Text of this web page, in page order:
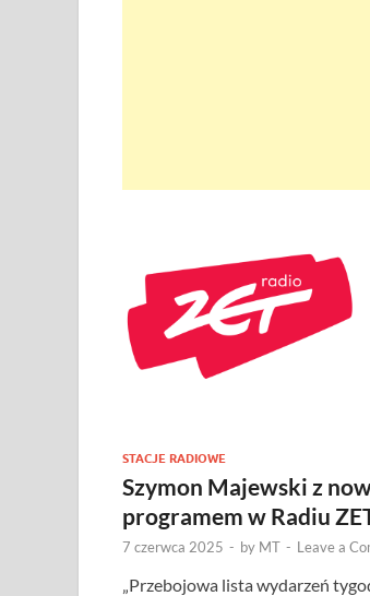
STACJE RADIOWE
Szymon Majewski z
programem w Radiu
7 czerwca 2025 - by MT - Leave a
„Przebojowa lista wydarzeń